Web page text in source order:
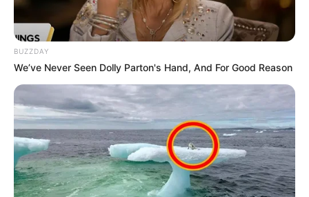
BUZZDAY
We’ve Never Seen Dolly Parton's Hand, And For Good Reason